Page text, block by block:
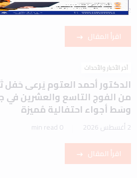
2 أغسطس 2026 1 min read
اقرأ المقال
آخر الأخبار والأحداث
الدكتور أحمد العتوم يَرعى حَفل
من الفوج التاسع والعشرين في
وسَط أجواء احتفالية مُميزة
2 أغسطس 2026 0 min read
اقرأ المقال